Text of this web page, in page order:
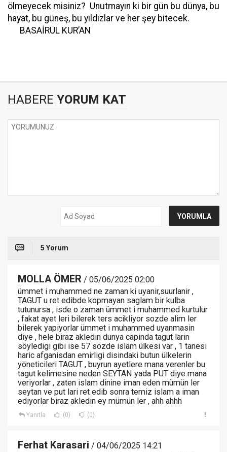
ölmeyecek misiniz? Unutmayın ki bir gün bu dünya, bu
hayat, bu güneş, bu yıldızlar ve her şey bitecek.
BASAİRUL KUR’AN
HABERE YORUM KAT
5 Yorum
MOLLA ÖMER / 05/06/2025 02:00
ümmet i muhammed ne zaman ki uyanir,suurlanir ,
TAGUT u ret edibde kopmayan saglam bir kulba
tutunursa , isde o zaman ümmet i muhammed kurtulur
, fakat ayet leri bilerek ters acikliyor sozde alim ler
bilerek yapiyorlar ümmet i muhammed uyanmasin
diye , hele biraz akledin dunya capinda tagut larin
söyledigi gibi ise 57 sozde islam ülkesi var , 1 tanesi
haric afganisdan emirligi disindaki butun ülkelerin
yöneticileri TAGUT , buyrun ayetlere mana verenler bu
tagut kelimesine neden SEYTAN yada PUT diye mana
veriyorlar , zaten islam dinine iman eden mümün ler
seytan ve put lari ret edib sonra temiz islam a iman
ediyorlar biraz akledin ey mümün ler , ahh ahhh
Yanıtla (0) (0)
Ferhat Karasari / 04/06/2025 14:21